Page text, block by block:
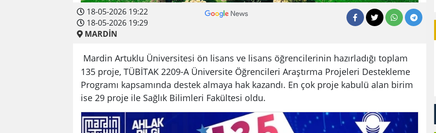
18-05-2026 19:22
18-05-2026 19:29
MARDİN
Mardin Artuklu Üniversitesi ön lisans ve lisans öğrencilerinin hazırladığı toplam
135 proje, TÜBİTAK 2209-A Üniversite Öğrencileri Araştırma Projeleri Destekleme
Programı kapsamında destek almaya hak kazandı. En çok proje kabulü alan birim
ise 29 proje ile Sağlık Bilimleri Fakültesi oldu.